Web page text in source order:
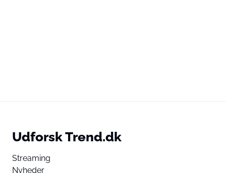
Udforsk Trend.dk
Streaming
Nyheder